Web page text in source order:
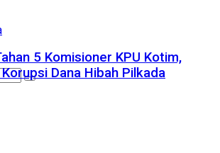
5 Komisioner KPU Kotim,
Dana Hibah Pilkada